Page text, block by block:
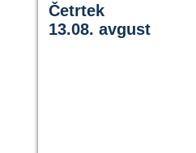
Četrtek
13.08. avgust